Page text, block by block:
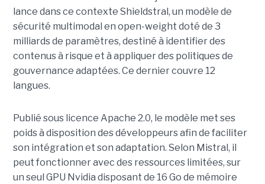
lance dans ce contexte Shieldstral, un modèle de
sécurité multimodal en open-weight doté de 3
milliards de paramètres, destiné à identifier des
contenus à risque et à appliquer des politiques de
gouvernance adaptées. Ce derniercouvre 12
langues.
Publié sous licence Apache 2.0, le modèle met ses
poids à disposition des développeurs afin de faciliter
son intégration et son adaptation. Selon Mistral, il
peut fonctionner avec des ressources limitées, sur
un seul GPU Nvidia disposant de 16 Go de mémoire